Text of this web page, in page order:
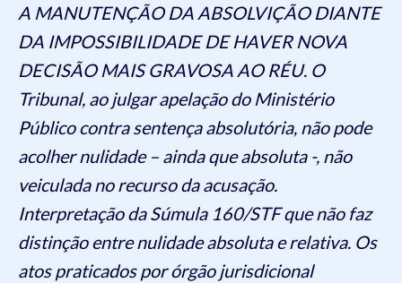
A MANUTENÇÃO DA ABSOLVIÇÃO DIANTE
DA IMPOSSIBILIDADE DE HAVER NOVA
DECISÃO MAIS GRAVOSA AO RÉU. O
Tribunal, ao julgar apelação do Ministério
Público contra sentença absolutória, não pode
acolher nulidade – ainda que absoluta -, não
veiculada no recurso da acusação.
Interpretação da Súmula 160/STF que não faz
distinção entre nulidade absoluta e relativa. Os
atos praticados por órgão jurisdicional